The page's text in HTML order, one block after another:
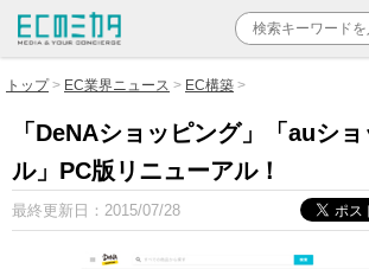
トップ EC業界ニュース EC構築
「DeNAショッピング」「auシ
ル」PC版リニューアル！
最終更新日： 2015/07/28